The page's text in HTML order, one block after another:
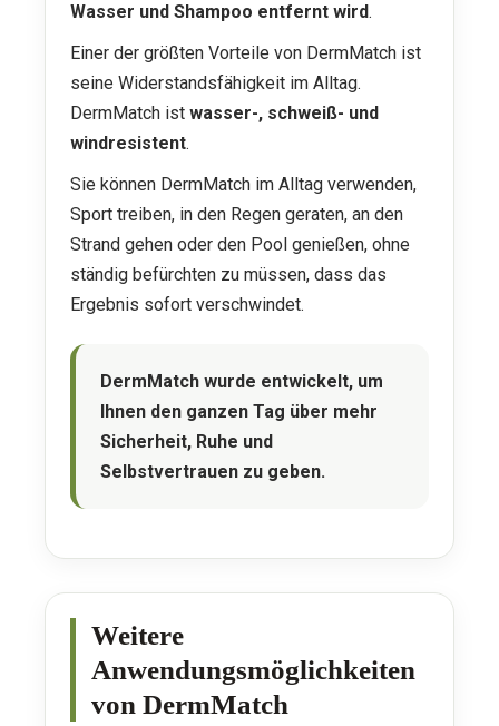
Wasser und Shampoo entfernt wird.
Einer der größten Vorteile von DermMatch ist
seine Widerstandsfähigkeit im Alltag.
DermMatch ist wasser-, schweiß- und
windresistent.
Sie können DermMatch im Alltag verwenden,
Sport treiben, in den Regen geraten, an den
Strand gehen oder den Pool genießen, ohne
ständig befürchten zu müssen, dass das
Ergebnis sofort verschwindet.
DermMatch wurde entwickelt, um
Ihnen den ganzen Tag über mehr
Sicherheit, Ruhe und
Selbstvertrauen zu geben.
Weitere
Anwendungsmöglichkeiten
von DermMatch